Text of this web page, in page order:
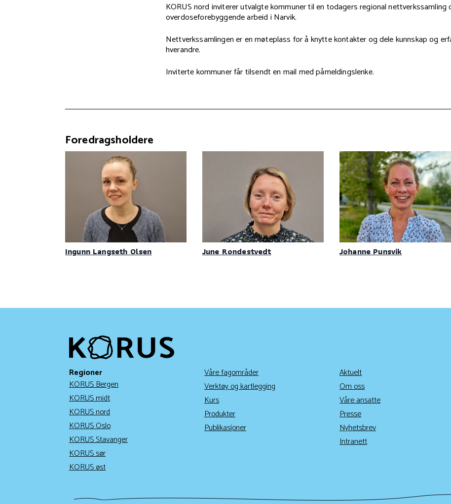
KORUS nord inviterer utvalgte kommuner til en todagers regional nettverkssamling
overdoseforebyggende arbeid i Narvik.
Nettverkssamlingen er en møteplass for å knytte kontakter og dele kunnskap og
hverandre.
Inviterte kommuner får tilsendt en mail med påmeldingslenke.
Foredragsholdere
Ingunn Langseth Olsen June Rondestvedt Johanne Punsvik
Regioner
KORUS Bergen
KORUS midt
KORUS nord
KORUS Oslo
KORUS Stavanger
KORUS sør
KORUS øst
Våre fagområder
Verktøy og kartlegging
Kurs
Produkter
Publikasjoner
Aktuelt
Om oss
Våre ansatte
Presse
Nyhetsbrev
Intranett